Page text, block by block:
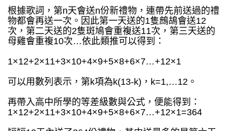
根據歌詞，第n天會送n份新禮物，連帶先前送過的禮
物都會再送一次。因此第一天送的1隻鷓鴣會送12
次，第二天送的2隻斑鳩會重複送11次，第三天送的
母雞會重複10次…依此類推可以得到：
1×12+2×11+3×10+4×9+5×8+6×7…+12×1
可以用數列表示，第k項為k(13-k)，k=1,…12。
再帶入高中所學的等差級數與公式，便能得到：
1×12+2×11+3×10+4×9+5×8+6×7…+12×1=364